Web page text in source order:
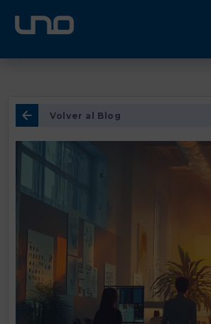
ÚNETE A UNO LOGÍSTICA
Volver al Blog